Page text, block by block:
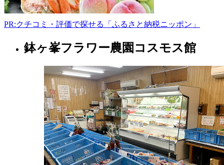
2089
www.facebook.com/ryohei.matsumoto.58
9:30-
PR:クチコミ・評価で探せる「ふるさと納税ニッポン」
大
鉢ヶ峯フラワー農園コスモス館